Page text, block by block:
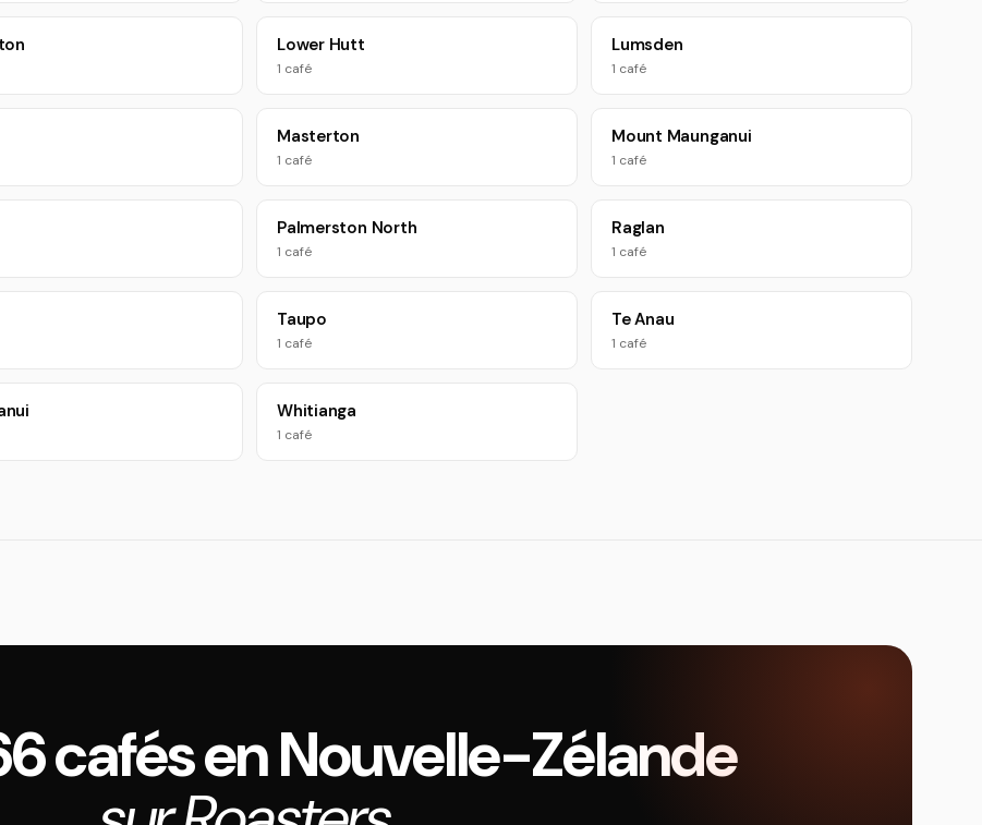
Lower Hutt
1 café
Lumsden
1 café
Masterton
1 café
Mount Maunganui
1 café
Palmerston North
1 café
Raglan
1 café
Taupo
1 café
Te Anau
1 café
Whitianga
1 café
cafés en Nouvelle-Zélande